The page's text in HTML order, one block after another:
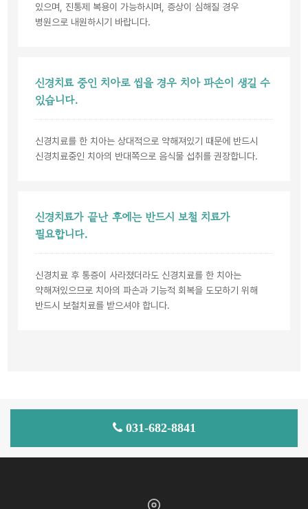
있으며, 진통제 복용이 가능하시며, 증상이 심해질 경우
병원으로 내원하시기 바랍니다.
신경치료 중인 치아로 씹을 경우 치아 파손이 생길 수
있습니다.
신경치료를 한 치아는 상대적으로 약해져있기 때문에 반드시
신경치료중인 치아의 반대쪽으로 음식물 섭취를 권장합니다.
신경치료가 끝난 후에는 반드시 보철 치료가
필요합니다.
신경치료 후 통증이 사라졌더라도 신경치료를 한 치아는
약해져있으므로 치아의 파손과 기능적 회복을 도모하기 위해
반드시 보철치료를 받으셔야 합니다.
031-682-8841